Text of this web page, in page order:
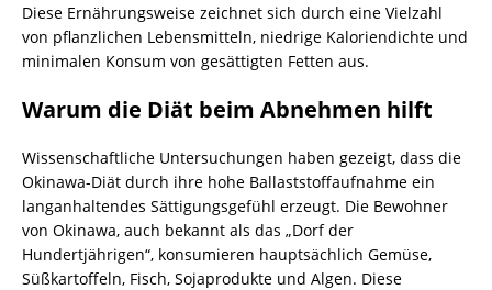
Diese Ernährungsweise zeichnet sich durch eine Vielzahl
von pflanzlichen Lebensmitteln, niedrige Kaloriendichte und
minimalen Konsum von gesättigten Fetten aus.
Warum die Diät beim Abnehmen hilft
Wissenschaftliche Untersuchungen haben gezeigt, dass die
Okinawa-Diät durch ihre hohe Ballaststoffaufnahme ein
langanhaltendes Sättigungsgefühl erzeugt. Die Bewohner
von Okinawa, auch bekannt als das „Dorf der
Hundertjährigen“, konsumieren hauptsächlich Gemüse,
Süßkartoffeln, Fisch, Sojaprodukte und Algen. Diese